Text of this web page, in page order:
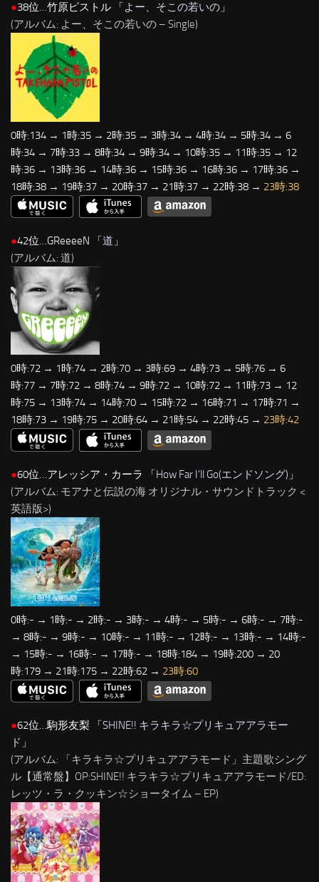
●38位…竹原ピストル 「よー、そこの若いの 」
(アルバム: よー、そこの若いの – Single)
0時:134 → 1時:35 → 2時:35 → 3時:34 → 4時:34 → 5時:34 → 6
時:34 → 7時:33 → 8時:34 → 9時:34 → 10時:35 → 11時:35 → 12
時:36 → 13時:36 → 14時:36 → 15時:36 → 16時:36 → 17時:36 →
18時:38 → 19時:37 → 20時:37 → 21時:37 → 22時:38 → 23時:38
●42位…GReeeeN 「道 」
(アルバム: 道)
0時:72 → 1時:74 → 2時:70 → 3時:69 → 4時:73 → 5時:76 → 6
時:77 → 7時:72 → 8時:74 → 9時:72 → 10時:72 → 11時:73 → 12
時:75 → 13時:74 → 14時:70 → 15時:72 → 16時:71 → 17時:71 →
18時:73 → 19時:75 → 20時:64 → 21時:54 → 22時:45 → 23時:42
●60位…アレッシア・カーラ 「How Far I’ll Go(エンドソング) 」
(アルバム: モアナと伝説の海 オリジナル・サウンドトラック <
英語版>)
0時:- → 1時:- → 2時:- → 3時:- → 4時:- → 5時:- → 6時:- → 7時:-
→ 8時:- → 9時:- → 10時:- → 11時:- → 12時:- → 13時:- → 14時:-
→ 15時:- → 16時:- → 17時:- → 18時:184 → 19時:200 → 20
時:179 → 21時:175 → 22時:62 → 23時:60
●62位…駒形友梨 「SHINE!! キラキラ☆プリキュアアラモー
ド 」
(アルバム: 「キラキラ☆プリキュアアラモード」主題歌シング
ル【通常盤】OP:SHINE!! キラキラ☆プリキュアアラモード/ED:
レッツ・ラ・クッキン☆ショータイム – EP)